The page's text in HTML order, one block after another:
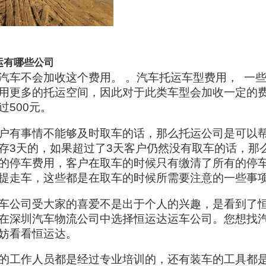
哪些公司
车不会加收这个费用。 。汽车托运车型费用， 一
更多的托运空间，因此对于此类车型会加收一定的
500元。
有事情不能够及时取车的话，那么托运公司是可以
3天的，如果超过了3天客户仍然没有取车的话，那
停车费用，客户在取车的时候只有缴清了所有的停
走车，这些都是在取车的时候所需要注意的一些事
公司受大家的喜爱不是出于个人的兴趣，是看到了
深圳汽车物流公司中选择恒运达运车公司。您想找
看看恒运达。
工作人员都是经过专业培训的，还有装车的工具都